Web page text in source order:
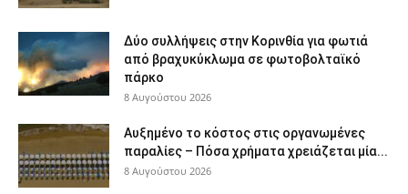
Δύο συλλήψεις στην Κορινθία για φωτιά
από βραχυκύκλωμα σε φωτοβολταϊκό
πάρκο
8 Αυγούστου 2026
Αυξημένο το κόστος στις οργανωμένες
παραλίες – Πόσα χρήματα χρειάζεται μία...
8 Αυγούστου 2026